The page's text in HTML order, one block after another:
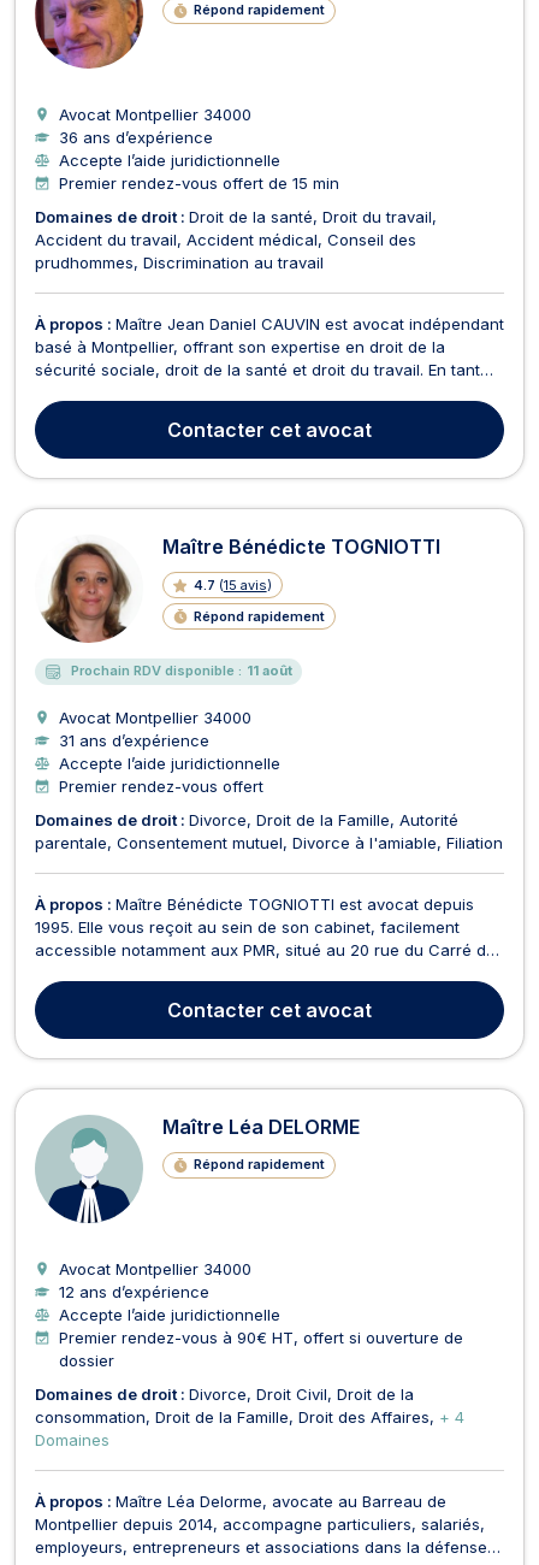
Répond rapidement
Avocat Montpellier 34000
36 ans d’expérience
Accepte l’aide juridictionnelle
Premier rendez-vous offert de 15 min
Domaines de droit : Droit de la santé Droit du travail
Accident du travail Accident médical Conseil des
prudhommes Discrimination au travail
À propos : Maître Jean Daniel CAUVIN est avocat indépendant
basé à Montpellier, offrant son expertise en droit de la
sécurité sociale, droit de la santé et droit du travail. En tant
professionnalisme et sa capacité à instaurer un climat de
confiance avec ses clients. Il s'eng...
Contacter cet avocat
Maître Bénédicte TOGNIOTTI
4.7 (15 avis)
Répond rapidement
Prochain RDV disponible : 11 août
Avocat Montpellier 34000
31 ans d’expérience
Accepte l’aide juridictionnelle
Premier rendez-vous offert
Domaines de droit : Divorce Droit de la Famille Autorité
parentale Consentement mutuel Divorce à l'amiable Filiation
À propos : Maître Bénédicte TOGNIOTTI est avocat depuis
1995. Elle vous reçoit au sein de son cabinet, facilement
accessible notamment aux PMR, situé au 20 rue du Carré du
dédié au droit de la famille et traite l'ensemble de ses
problématiques. Maître TOGNIOTTI saura vous...
Contacter cet avocat
Maître Léa DELORME
Répond rapidement
Avocat Montpellier 34000
12 ans d’expérience
Accepte l’aide juridictionnelle
Premier rendez-vous à 90€ HT, offert si ouverture de
dossier
Domaines de droit : Divorce Droit Civil Droit de la
consommation Droit de la Famille Droit des Affaires
+ 4
Domaines
À propos : Maître Léa Delorme, avocate au Barreau de
Montpellier depuis 2014, accompagne particuliers, salariés,
employeurs, entrepreneurs et associations dans la défense